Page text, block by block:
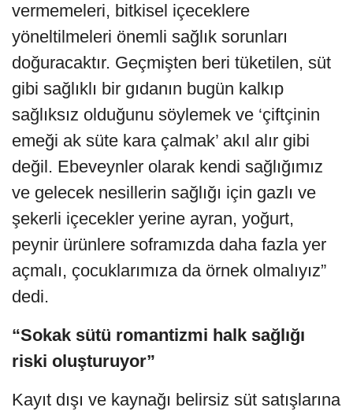
vermemeleri, bitkisel içeceklere
yöneltilmeleri önemli sağlık sorunları
doğuracaktır. Geçmişten beri tüketilen, süt
gibi sağlıklı bir gıdanın bugün kalkıp
sağlıksız olduğunu söylemek ve ‘çiftçinin
emeği ak süte kara çalmak’ akıl alır gibi
değil. Ebeveynler olarak kendi sağlığımız
ve gelecek nesillerin sağlığı için gazlı ve
şekerli içecekler yerine ayran, yoğurt,
peynir ürünlere soframızda daha fazla yer
açmalı, çocuklarımıza da örnek olmalıyız”
dedi.
“Sokak sütü romantizmi halk sağlığı
riski oluşturuyor”
Kayıt dışı ve kaynağı belirsiz süt satışlarına